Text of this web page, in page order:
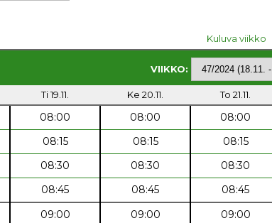
Kuluva viikko
VIIKKO:
Ti 19.11. Ke 20.11. To 21.11.
08:00 08:00 08:00
08:15 08:15 08:15
08:30 08:30 08:30
08:45 08:45 08:45
09:00 09:00 09:00